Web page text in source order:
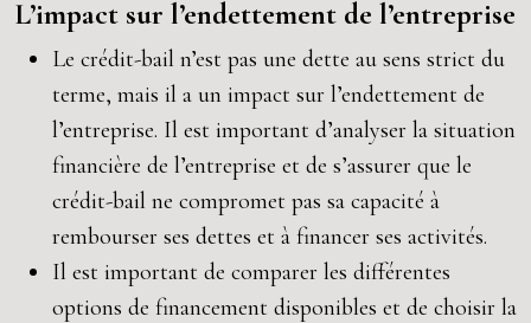
L’impact sur l’endettement de l’entreprise
Le crédit-bail n’est pas une dette au sens strict du
terme, mais il a un impact sur l’endettement de
l’entreprise. Il est important d’analyser la situation
financière de l’entreprise et de s’assurer que le
crédit-bail ne compromet pas sa capacité à
rembourser ses dettes et à financer ses activités.
Il est important de comparer les différentes
options de financement disponibles et de choisir la